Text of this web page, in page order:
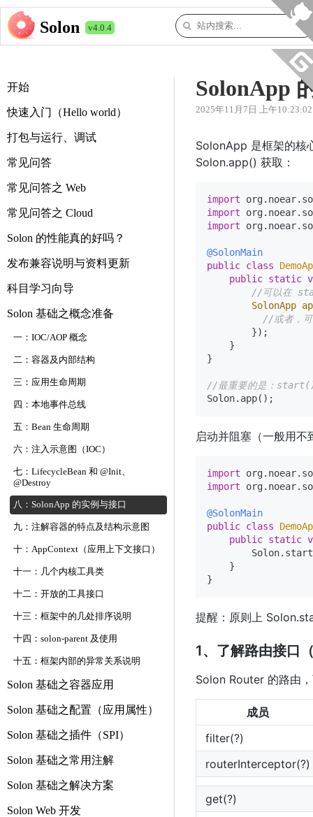
Solon v4.0.4
开始
快速入门（Hello world）
打包与运行、调试
常见问答
常见问答之 Web
常见问答之 Cloud
Solon 的性能真的好吗？
发布兼容说明与资料更新
科目学习向导
Solon 基础之概念准备
一：IOC/AOP 概念
二：容器及内部结构
三：应用生命周期
四：本地事件总线
五：Bean 生命周期
六：注入示意图（IOC）
七：LifecycleBean 和 @Init、
@Destroy
八：SolonApp 的实例与接口
九：注解容器的特点及结构示意图
十：AppContext（应用上下文接口）
十一：几个内核工具类
十二：开放的工具接口
十三：框架中的几处排序说明
十四：solon-parent 及使用
十五：框架内部的异常关系说明
Solon 基础之容器应用
Solon 基础之配置（应用属性）
Solon 基础之插件（SPI）
Solon 基础之常用注解
Solon 基础之解决方案
Solon Web 开发
SolonApp
2025年11月7日 上午10:23:02
SolonApp 是框架的核
Solon.app() 获取：
import
import
import
@SolonMain
public class
public static
//可以在
SolonApp
//或者，可
        });
    }
}
//最重要的是：start()
启动并阻塞（一般用不
import
import
@SolonMain
public class
public static
    }
提醒：原则上
1、了解路由接口
Solon Router 的路由
成员
filter(?)
routerInterceptor(?)
get(?)